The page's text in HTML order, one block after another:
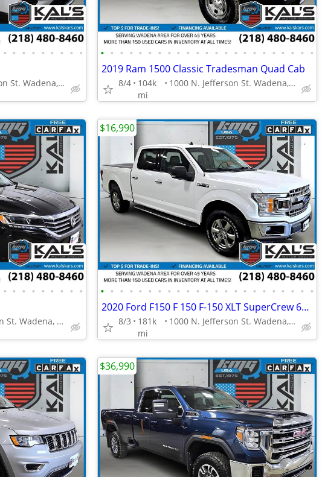
• • • • • • • • •
1000 N. Jefferson St. Wadena, MN 56482
• • • • • • • • • • • • • • • • • • • • • • •
2019 Ram 1500 Classic Tradesman Quad Cab
8/4
104k
mi
1000 N. Jefferson St. Wadena, MN 56482
• • • • • • • • •
1000 N. Jefferson St. Wadena, MN 56482
• • • • • • • • • • • • • • • • • • • • • • •
2020 Ford F150 F 150 F-150 XLT SuperCrew 65-ft Bed
8/3
181k
mi
1000 N. Jefferson St. Wadena, MN 56482
$16,990
$36,990